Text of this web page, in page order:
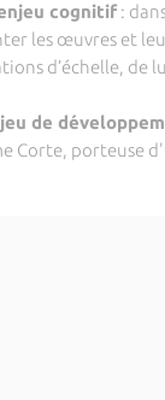
cognitif :
les œuvres et
d’échelle, de
de
Corte, porteuse